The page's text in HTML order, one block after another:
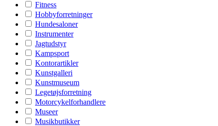
Fitness
Hobbyforretninger
Hundesaloner
Instrumenter
Jagtudstyr
Kampsport
Kontorartikler
Kunstgalleri
Kunstmuseum
Legetøjsforretning
Motorcykelforhandlere
Museer
Musikbutikker